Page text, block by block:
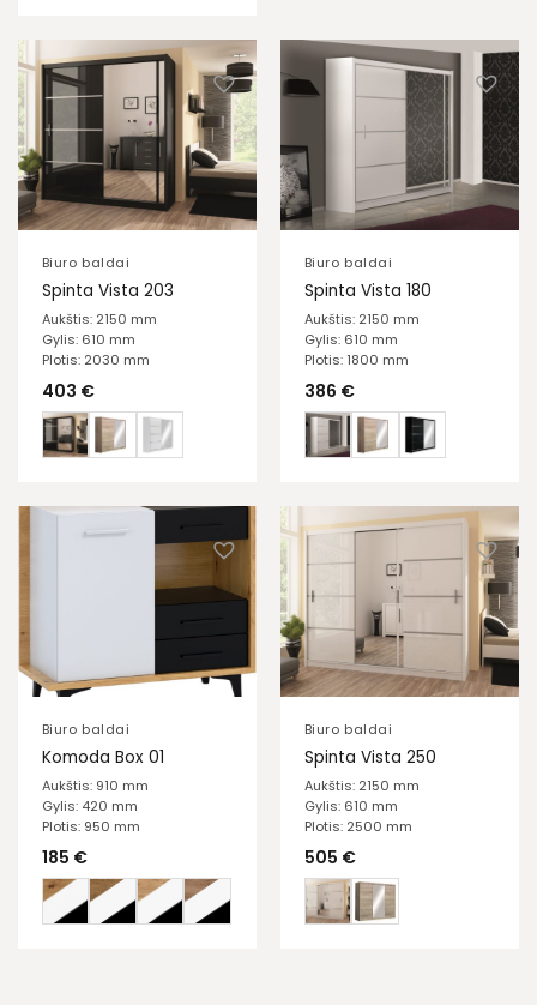
Biuro baldai
Spinta Vista 203
Aukštis: 2150 mm
Gylis: 610 mm
Plotis: 2030 mm
403 €
Biuro baldai
Spinta Vista 180
Aukštis: 2150 mm
Gylis: 610 mm
Plotis: 1800 mm
386 €
Biuro baldai
Komoda Box 01
Aukštis: 910 mm
Gylis: 420 mm
Plotis: 950 mm
185 €
Biuro baldai
Spinta Vista 250
Aukštis: 2150 mm
Gylis: 610 mm
Plotis: 2500 mm
505 €